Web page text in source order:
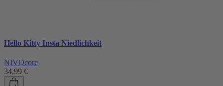
Hello Kitty Insta Niedlichkeit
NIVOcore
34,99 €